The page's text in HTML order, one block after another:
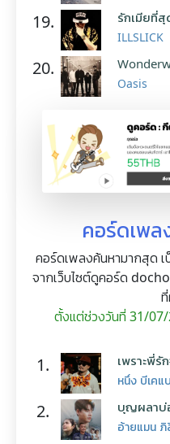
19. รักเมียที่สุ
ILLSLICK
20.
Oasis
คอร์ดเพ
คอร์ดเพลงค้นหามากสุด
จากเว็บไซต์ดูคอร์ด
ตั้งแต่ช่วงวันที่ 31/
1. เพราะพี่รั
หนึ่ง บีเคแ
2. บุญผลาบ่
อ้ายแมน